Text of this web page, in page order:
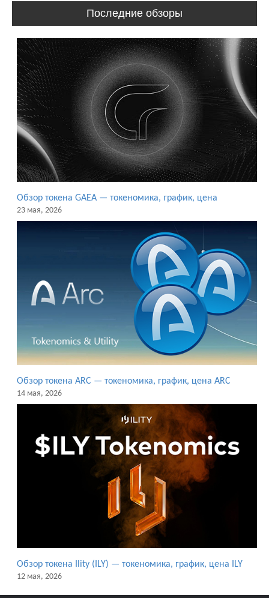
Последние обзоры
Обзор токена GAEA — токеномика, график, цена
23 мая, 2026
Обзор токена ARC — токеномика, график, цена ARC
14 мая, 2026
Обзор токена Ility (ILY) — токеномика, график, цена ILY
12 мая, 2026